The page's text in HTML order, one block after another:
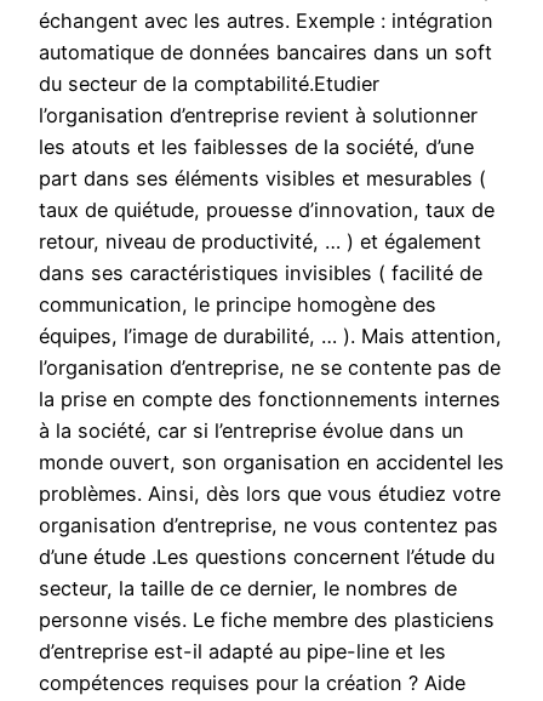
échangent avec les autres. Exemple : intégration
automatique de données bancaires dans un soft
du secteur de la comptabilité.Etudier
l’organisation d’entreprise revient à solutionner
les atouts et les faiblesses de la société, d’une
part dans ses éléments visibles et mesurables (
taux de quiétude, prouesse d’innovation, taux de
retour, niveau de productivité, … ) et également
dans ses caractéristiques invisibles ( facilité de
communication, le principe homogène des
équipes, l’image de durabilité, … ). Mais attention,
l’organisation d’entreprise, ne se contente pas de
la prise en compte des fonctionnements internes
à la société, car si l’entreprise évolue dans un
monde ouvert, son organisation en accidentel les
problèmes. Ainsi, dès lors que vous étudiez votre
organisation d’entreprise, ne vous contentez pas
d’une étude .Les questions concernent l’étude du
secteur, la taille de ce dernier, le nombres de
personne visés. Le fiche membre des plasticiens
d’entreprise est-il adapté au pipe-line et les
compétences requises pour la création ? Aide